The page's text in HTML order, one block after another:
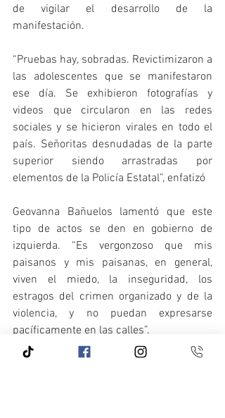
de vigilar el desarrollo de la
manifestación.
“Pruebas hay, sobradas. Revictimizaron a
las adolescentes que se manifestaron
ese día. Se exhibieron fotografías y
videos que circularon en las redes
sociales y se hicieron virales en todo el
país. Señoritas desnudadas de la parte
superior siendo arrastradas por
elementos de la Policía Estatal”, enfatizó
Geovanna Bañuelos lamentó que este
tipo de actos se den en gobierno de
izquierda. “Es vergonzoso que mis
paisanos y mis paisanas, en general,
viven el miedo, la inseguridad, los
estragos del crimen organizado y de la
violencia, y no puedan expresarse
pacíficamente en las calles”.